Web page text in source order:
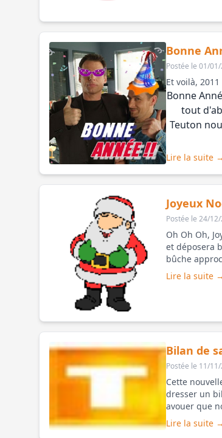
Bonne
Postée le 01/
Et voilà,
Bonne
tout
Teuton
Lire la suite →
Joyeux
Postée le 24/
Oh Oh Oh,
et déposera
bûche
Lire la suite →
Bilan de
Postée le 11/
Cette
dresser un
avouer que
Lire la suite →